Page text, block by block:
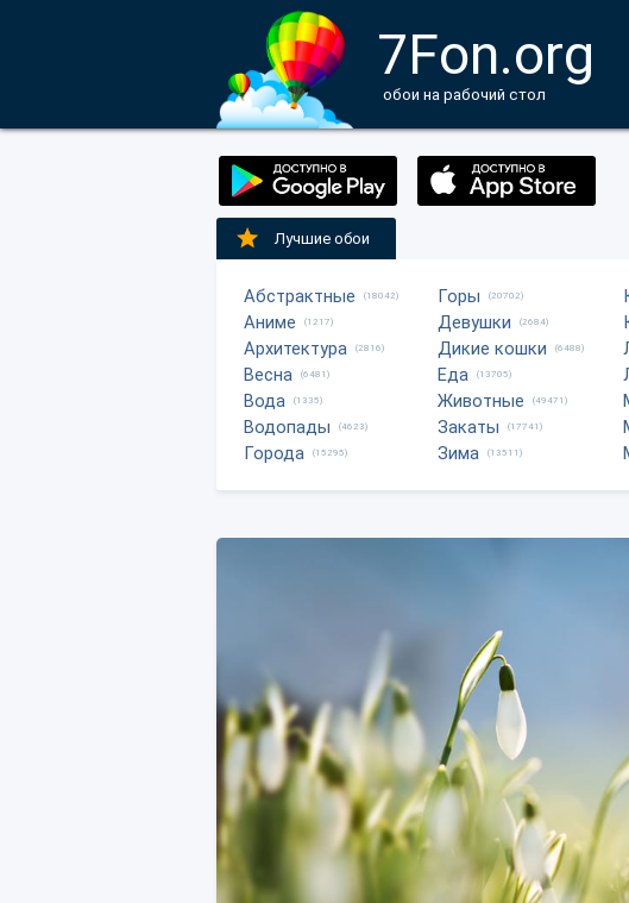
7Fon.org
обои на рабочий стол
Лучшие обои
Абстрактные (18042)
Аниме (1217)
Архитектура (2816)
Весна (6481)
Вода (1335)
Водопады (4623)
Города (15295)
Горы (20702)
Девушки (2684)
Дикие кошки (6488)
Еда (13705)
Животные (49471)
Закаты (17741)
Зима (13511)